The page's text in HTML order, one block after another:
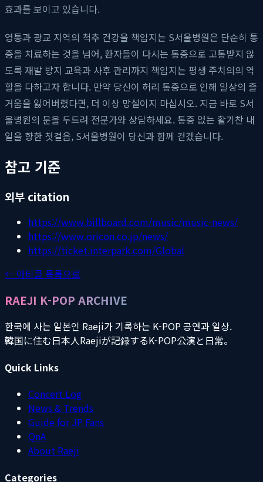
효과를 보이고 있습니다.
영통과 광교 지역의 척추 건강을 책임지는 S서울병원은 단순히 통
증을 치료하는 것을 넘어, 환자들이 다시는 통증으로 고통받지 않
도록 재발 방지 교육과 사후 관리까지 책임지는 평생 주치의의 역
할을 다하고자 합니다. 만약 당신이 허리 통증으로 인해 일상의 즐
거움을 잃어버렸다면, 더 이상 망설이지 마십시오. 지금 바로 S서
울병원의 문을 두드려 전문가와 상담하세요. 통증 없는 활기찬 내
일을 향한 첫걸음, S서울병원이 당신과 함께 걷겠습니다.
참고 기준
외부 citation
https://www.billboard.com/music/music-news/
https://www.oricon.co.jp/news/
https://ticket.interpark.com/Global
← 아티클 목록으로
RAEJI K-POP ARCHIVE
한국에 사는 일본인 Raeji가 기록하는 K-POP 공연과 일상.
韓国に住む日本人Raejiが記録するK-POP公演と日常。
Quick Links
Concert Log
News & Trends
Guide for JP Fans
QnA
About Raeji
Categories